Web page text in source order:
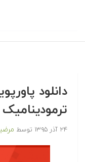
دانلود
ترمودینامیک ۲– اسلاید های ارائه
۲۴ آذر ۱۳۹۵ توسط